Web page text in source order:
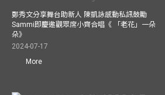
鄭秀文分享舞台助新人 陳凱詠感動私訊鼓勵
Sammi即慶邀觀眾席小齊合唱《 「老花」一朵
朵》
2024-07-17
More